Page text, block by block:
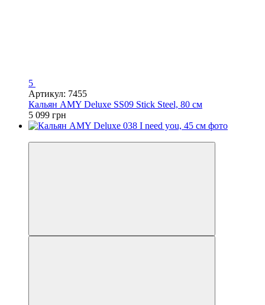
5
Артикул: 7455
Кальян AMY Deluxe SS09 Stick Steel, 80 см
5 099 грн